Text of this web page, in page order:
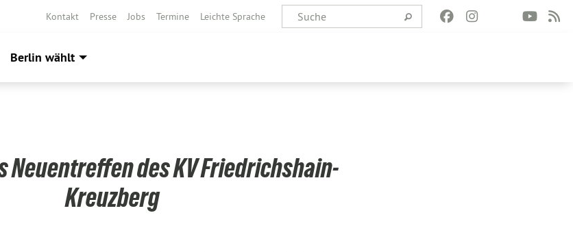
Kontakt Presse Jobs Termine Leichte Sprache
Berlin wählt
Neuentreffen des KV Friedrichshain-
Kreuzberg